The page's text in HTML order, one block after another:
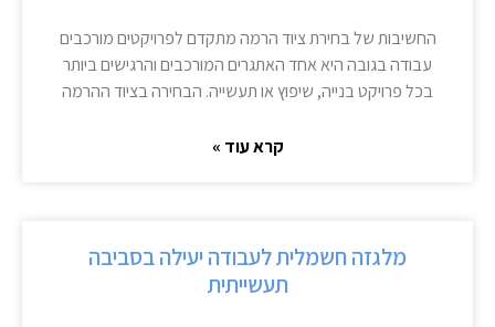
החשיבות של בחירת ציוד הרמה מתקדם לפרויקטים מורכבים
עבודה בגובה היא אחד האתגרים המורכבים והרגישים ביותר
בכל פרויקט בנייה, שיפוץ או תעשייה. הבחירה בציוד ההרמה
קרא עוד »
מלגזה חשמלית לעבודה יעילה בסביבה
תעשייתית